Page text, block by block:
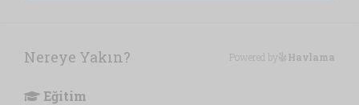
Nereye Yakın? Powered by Havlama
Eğitim